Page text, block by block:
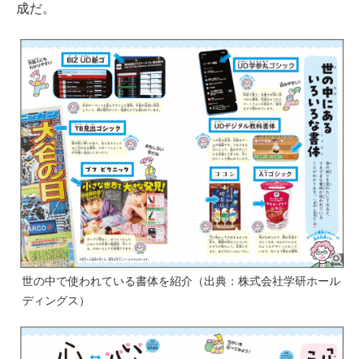
成だ。
世の中で使われている書体を紹介（出典：株式会社学研ホール
ディングス）